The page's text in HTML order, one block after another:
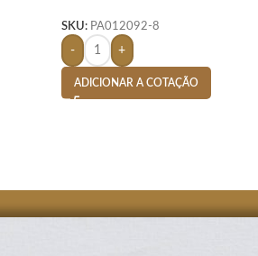
SKU: PA012092-8
- +
ADICIONAR A COTAÇÃO